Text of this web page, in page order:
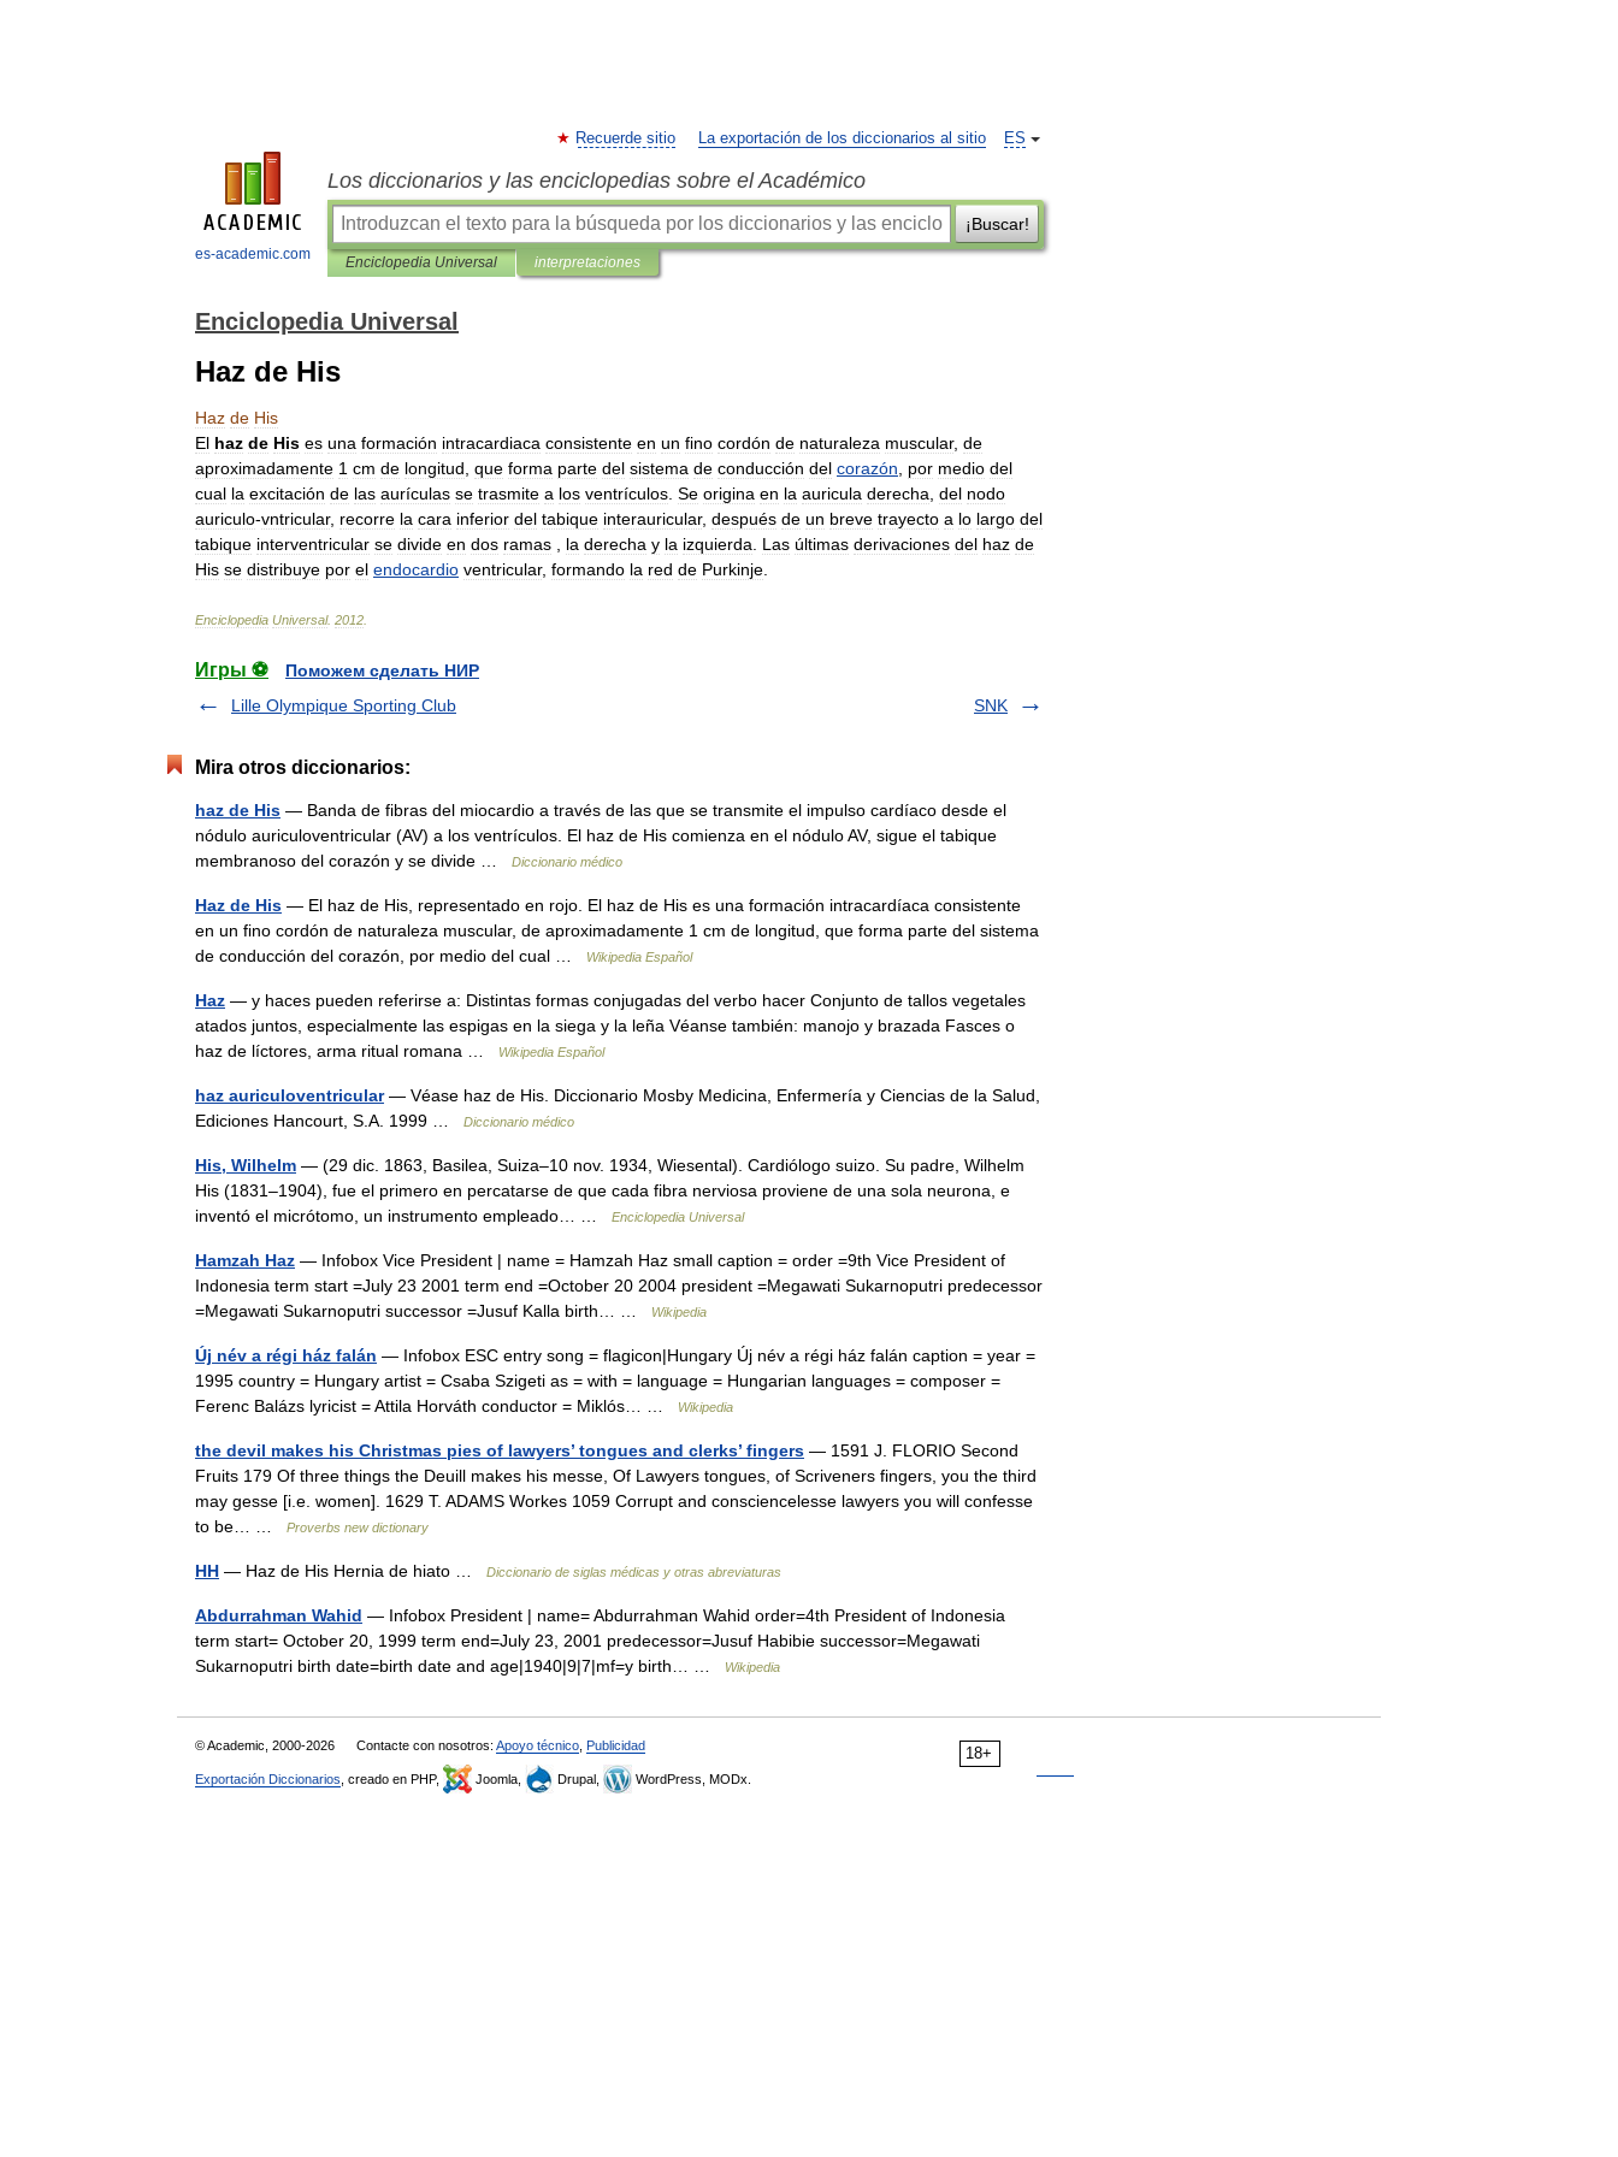
es-academic.com
ES
Recuerde sitio La exportación de los diccionarios al sitio
Los diccionarios y las enciclopedias sobre el Académico
¡Buscar!
Enciclopedia Universal interpretaciones
Enciclopedia Universal
Haz de His
Haz de His
El haz de His es una formación intracardiaca consistente en un fino cordón de naturaleza muscular, de
aproximadamente 1 cm de longitud que forma parte del sistema de conducción del corazón por medio del
cual la excitación de las aurículas se trasmite a los ventrículos Se origina en la auricula derecha del nodo
auriculo-vntricular, recorre la cara inferior del tabique interauricular, después de un breve trayecto a lo largo del
tabique interventricular se divide en dos ramas la derecha y la izquierda Las últimas derivaciones del haz de
His se distribuye por el endocardio ventricular, formando la red de Purkinje
Enciclopedia Universal. 2012
Игры ⚽
Поможем сделать НИР
Lille Olympique Sporting Club
SNK
Mira otros diccionarios:
haz de His — Banda de fibras del miocardio a través de las que se transmite el impulso cardíaco desde el
nódulo auriculoventricular (AV) a los ventrículos. El haz de His comienza en el nódulo AV, sigue el tabique
membranoso del corazón y se divide …
Diccionario médico
Haz de His — El haz de His, representado en rojo. El haz de His es una formación intracardíaca consistente
en un fino cordón de naturaleza muscular, de aproximadamente 1 cm de longitud, que forma parte del sistema
de conducción del corazón, por medio del cual …
Wikipedia Español
Haz — y haces pueden referirse a: Distintas formas conjugadas del verbo hacer Conjunto de tallos vegetales
atados juntos, especialmente las espigas en la siega y la leña Véanse también: manojo y brazada Fasces o
haz de líctores, arma ritual romana …
Wikipedia Español
haz auriculoventricular— Véase haz de His. Diccionario Mosby Medicina, Enfermería y Ciencias de la Salud,
Ediciones Hancourt, S.A. 1999 …
Diccionario médico
His, Wilhelm — (29 dic. 1863, Basilea, Suiza–10 nov. 1934, Wiesental). Cardiólogo suizo. Su padre, Wilhelm
His (1831–1904), fue el primero en percatarse de que cada fibra nerviosa proviene de una sola neurona, e
inventó el micrótomo, un instrumento empleado… …
Enciclopedia Universal
Hamzah Haz — Infobox Vice President | name = Hamzah Haz small caption = order =9th Vice President of
Indonesia term start =July 23 2001 term end =October 20 2004 president =Megawati Sukarnoputri predecessor
=Megawati Sukarnoputri successor =Jusuf Kalla birth… …
Wikipedia
Új név a régi ház falán — Infobox ESC entry song = flagicon|Hungary Új név a régi ház falán caption = year =
1995 country = Hungary artist = Csaba Szigeti as = with = language = Hungarian languages = composer =
Ferenc Balázs lyricist = Attila Horváth conductor = Miklós… …
Wikipedia
the devil makes his Christmas pies of lawyers’ tongues and clerks’ fingers — 1591 J. FLORIO Second
Fruits 179 Of three things the Deuill makes his messe, Of Lawyers tongues, of Scriveners fingers, you the third
may gesse [i.e. women]. 1629 T. ADAMS Workes 1059 Corrupt and consciencelesse lawyers you will confesse
to be… …
Proverbs new dictionary
HH — Haz de His Hernia de hiato … Diccionario de siglas médicas y otras abreviaturas
Abdurrahman Wahid — Infobox President | name= Abdurrahman Wahid order=4th President of Indonesia
term start= October 20, 1999 term end=July 23, 2001 predecessor=Jusuf Habibie successor=Megawati
Sukarnoputri birth date=birth date and age|1940|9|7|mf=y birth… …
Wikipedia
18+
© Academic, 2000-2026 Contacte con nosotros: Apoyo técnico Publicidad
Exportación Diccionarios , creado en PHP, Joomla, Drupal, WordPress, MODx.